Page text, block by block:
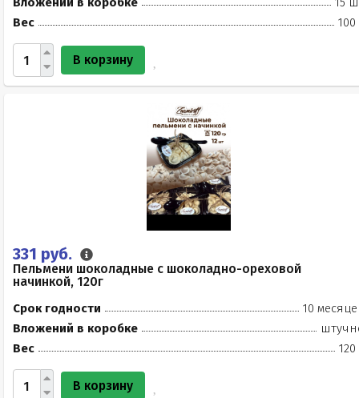
Вес
100
В корзину
331 руб.
Пельмени шоколадные с шоколадно-ореховой
начинкой, 120г
Срок годности
10
Вложений в коробке
Вес
120
В корзину